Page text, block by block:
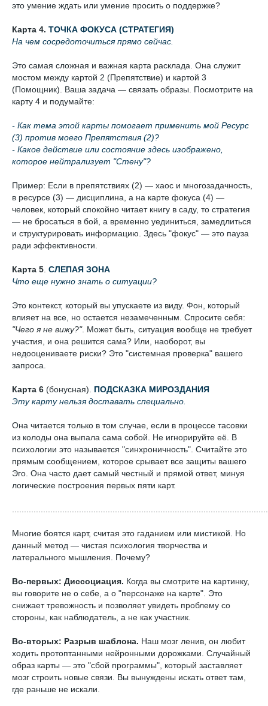
это умение ждать или умение просить о поддержке?
Карта 4. ТОЧКА ФОКУСА (СТРАТЕГИЯ)
На чем сосредоточиться прямо сейчас.
Это самая сложная и важная карта расклада. Она служит
мостом между картой 2 (Препятствие) и картой 3
(Помощник). Ваша задача — связать образы. Посмотрите на
карту 4 и подумайте:
- Как тема этой карты помогает применить мой Ресурс
(3) против моего Препятствия (2)?
- Какое действие или состояние здесь изображено,
которое нейтрализует "Стену"?
Пример: Если в препятствиях (2) — хаос и многозадачность,
в ресурсе (3) — дисциплина, а на карте фокуса (4) —
человек, который спокойно читает книгу в саду, то стратегия
— не бросаться в бой, а временно уединиться, замедлиться
и структурировать информацию. Здесь "фокус" — это пауза
ради эффективности.
Карта 5 СЛЕПАЯ ЗОНА
Что еще нужно знать о ситуации?
Это контекст, который вы упускаете из виду. Фон, который
влияет на все, но остается незамеченным. Спросите себя:
"Чего я не вижу?". Может быть, ситуация вообще не требует
участия, и она решится сама? Или, наоборот, вы
недооцениваете риски? Это "системная проверка" вашего
запроса.
Карта 6 (бонусная). ПОДСКАЗКА МИРОЗДАНИЯ
Эту карту нельзя доставать специально.
Она читается только в том случае, если в процессе тасовки
из колоды она выпала сама собой. Не игнорируйте её. В
психологии это называется "синхроничность". Считайте это
прямым сообщением, которое срывает все защиты вашего
Эго. Она часто дает самый честный и прямой ответ, минуя
логические построения первых пяти карт.
Многие боятся карт, считая это гаданием или мистикой. Но
данный метод — чистая психология творчества и
латерального мышления. Почему?
Во-первых: Диссоциация. Когда вы смотрите на картинку,
вы говорите не о себе, а о "персонаже на карте". Это
снижает тревожность и позволяет увидеть проблему со
стороны, как наблюдатель, а не как участник.
Во-вторых: Разрыв шаблона. Наш мозг ленив, он любит
ходить протоптанными нейронными дорожками. Случайный
образ карты — это "сбой программы", который заставляет
мозг строить новые связи. Вы вынуждены искать ответ там,
где раньше не искали.